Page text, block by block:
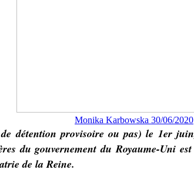
Monika Karbowska 30/06/2020
détention provisoire ou pas) le 1er
du gouvernement du Royaume-Uni
de la Reine.